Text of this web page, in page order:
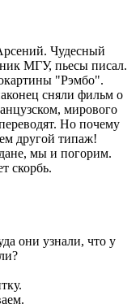
Чудесный
МГУ, пьесы писал.
"Рэмбо".
сняли фильм о
мирового
Но почему
другой типаж!
мы и погорим.
скорбь.
они узнали, что у